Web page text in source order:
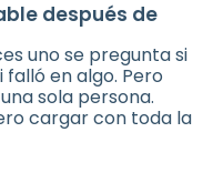
después de
uno se pregunta si
en algo. Pero
sola persona.
cargar con toda la